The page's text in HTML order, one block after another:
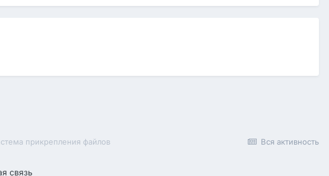
Вся активность
прикрепления файлов
связь